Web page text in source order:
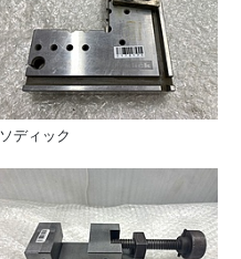
ソディック